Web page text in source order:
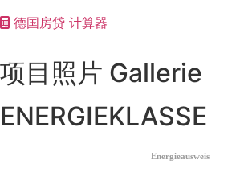
德国房贷 计算器
项目照片 Gallerie
ENERGIEKLASSE
Energieausweis